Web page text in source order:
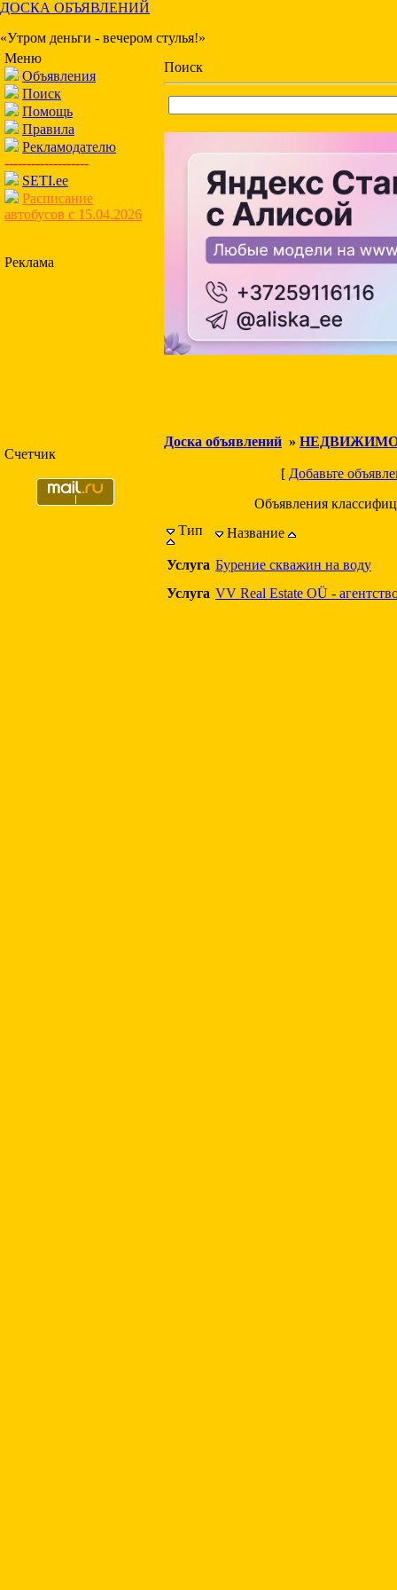
ДОСКА ОБЪЯВЛЕНИЙ
«Утром деньги - вечером стулья!»
Меню
Объявления
Поиск
Помощь
Правила
Рекламодателю
-------------------
SETI.ee
Расписание
автобусов с 15.04.2026
Реклама
Счетчик
Поиск
Доска объявлений »
[ Добавьте
Объявления
Тип
Название
Услуга Бурение скважин на воду
Услуга VV Real Estate OÜ -